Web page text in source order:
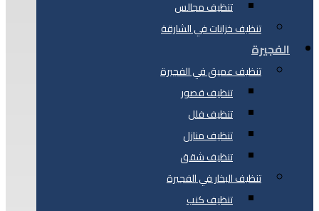
تنظيف مجالس
تنظيف خزانات في الشارقة
الفجيرة
تنظيف عميق في الفجيرة
تنظيف قصور
تنظيف فلل
تنظيف منازل
تنظيف شقق
تنظيف البخار في الفجيرة
تنظيف كنب